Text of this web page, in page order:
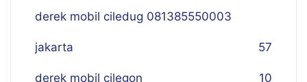
derek mobil ciledug 081385550003
jakarta 57
derek mobil cilegon 10